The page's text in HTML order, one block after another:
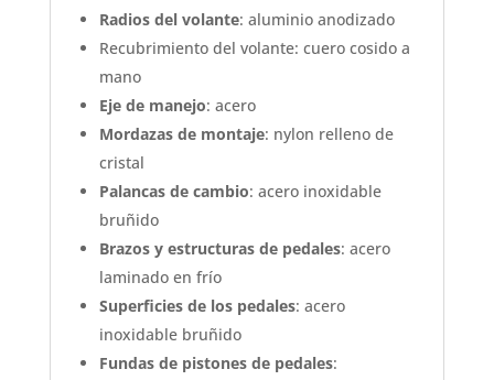
Radios del volante: aluminio anodizado
Recubrimiento del volante: cuero cosido a
mano
Eje de manejo: acero
Mordazas de montaje: nylon relleno de
cristal
Palancas de cambio: acero inoxidable
bruñido
Brazos y estructuras de pedales: acero
laminado en frío
Superficies de los pedales: acero
inoxidable bruñido
Fundas de pistones de pedales: